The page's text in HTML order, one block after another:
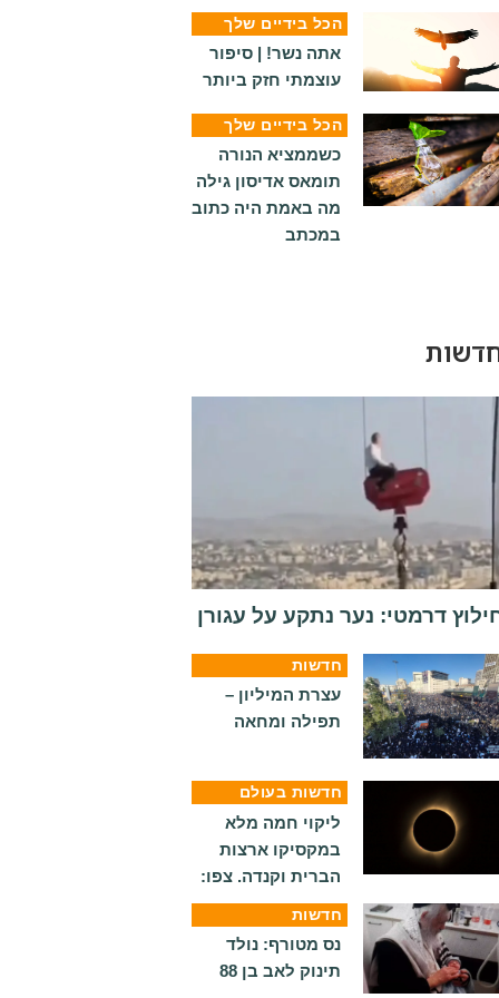
הכל בידיים שלך
אתה נשר! | סיפור
עוצמתי חזק ביותר
הכל בידיים שלך
כשממציא הנורה
תומאס אדיסון גילה
מה באמת היה כתוב
במכתב
דרמטי: נער נתקע על עגורן
חדשות
עצרת המיליון –
תפילה ומחאה
חדשות בעולם
ליקוי חמה מלא
במקסיקו ארצות
הברית וקנדה. צפו:
חדשות
נס מטורף: נולד
תינוק לאב בן 88